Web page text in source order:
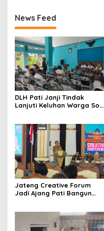
News Feed
DLH Pati Janji Tindak
Lanjuti Keluhan Warga Soal
Jateng Creative Forum
Jadi Ajang Pati Bangun